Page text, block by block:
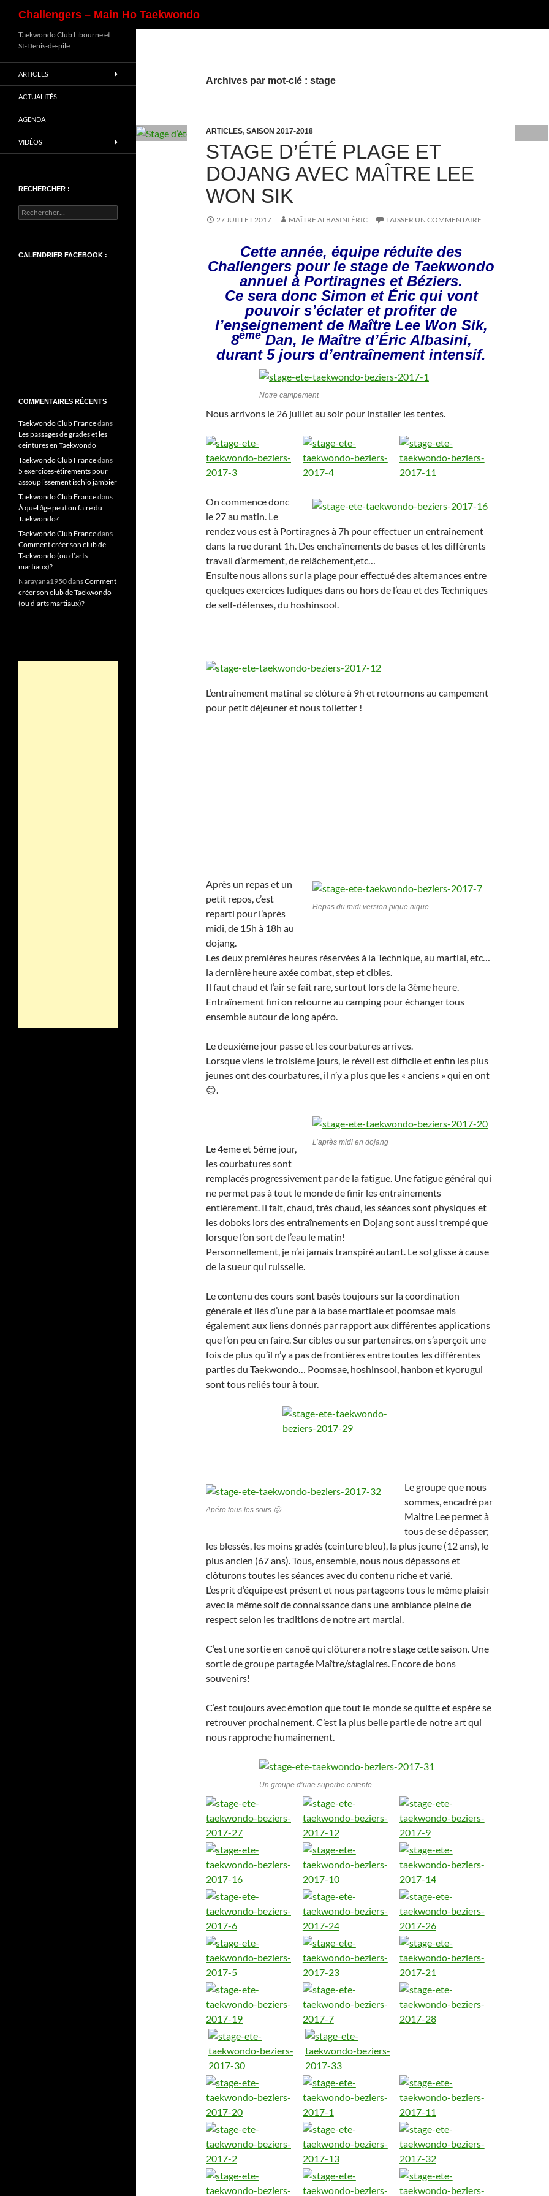
Aller
contenu
Challengers – Main Ho Taekwondo
Archives par mot-clé : stage
ARTICLES, SAISON 2017-2018
STAGE D’ÉTÉ PLAGE ET
DOJANG AVEC MAÎTRE LEE
WON SIK
27 JUILLET 2017 MAÎTRE ALBASINI ÉRIC LAISSER UN COMMENTAIRE
Cette année, équipe réduite des
Challengers pour le stage de Taekwondo
annuel à Portiragnes et Béziers.
Ce sera donc Simon et Éric qui vont
pouvoir s’éclater et profiter de
l’enseignement de Maître Lee Won Sik,
8èmeDan, le Maître d’Éric Albasini,
durant 5 jours d’entraînement intensif.
Notre campement
Nous arrivons le 26 juillet au soir pour installer les tentes.
On commence donc
le 27 au matin. Le
rendez vous est à Portiragnes à 7h pour effectuer un entraînement
dans la rue durant 1h. Des enchaînements de bases et les différents
travail d’armement, de relâchement,etc…
Ensuite nous allons sur la plage pour effectué des alternances entre
quelques exercices ludiques dans ou hors de l’eau et des Techniques
de self-défenses, du hoshinsool.
L’entraînement matinal se clôture à 9h et retournons au campement
pour petit déjeuner et nous toiletter !
Repas du midi version pique nique
Après un repas et un
petit repos, c’est
reparti pour l’après
midi, de 15h à 18h au
dojang.
Les deux premières heures réservées à la Technique, au martial, etc…
la dernière heure axée combat, step et cibles.
Il faut chaud et l’air se fait rare, surtout lors de la 3ème heure.
Entraînement fini on retourne au camping pour échanger tous
ensemble autour de long apéro.
Le deuxième jour passe et les courbatures arrives.
Lorsque viens le troisième jours, le réveil est difficile et enfin les plus
jeunes ont des courbatures, il n’y a plus que les « anciens » qui en ont
😊.
L’après midi en dojang
Le 4eme et 5ème jour,
les courbatures sont
remplacés progressivement par de la fatigue. Une fatigue général qui
ne permet pas à tout le monde de finir les entraînements
entièrement. Il fait, chaud, très chaud, les séances sont physiques et
les doboks lors des entraînements en Dojang sont aussi trempé que
lorsque l’on sort de l’eau le matin!
Personnellement, je n’ai jamais transpiré autant. Le sol glisse à cause
de la sueur qui ruisselle.
Le contenu des cours sont basés toujours sur la coordination
générale et liés d’une par à la base martiale et poomsae mais
également aux liens donnés par rapport aux différentes applications
que l’on peu en faire. Sur cibles ou sur partenaires, on s’aperçoit une
fois de plus qu’il n’y a pas de frontières entre toutes les différentes
parties du Taekwondo… Poomsae, hoshinsool, hanbon et kyorugui
sont tous reliés tour à tour.
Apéro tous les soirs 🙂
Le groupe que nous
sommes, encadré par
Maitre Lee permet à
tous de se dépasser;
les blessés, les moins gradés (ceinture bleu), la plus jeune (12 ans), le
plus ancien (67 ans). Tous, ensemble, nous nous dépassons et
clôturons toutes les séances avec du contenu riche et varié.
L’esprit d’équipe est présent et nous partageons tous le même plaisir
avec la même soif de connaissance dans une ambiance pleine de
respect selon les traditions de notre art martial.
C’est une sortie en canoë qui clôturera notre stage cette saison. Une
sortie de groupe partagée Maître/stagiaires. Encore de bons
souvenirs!
C’est toujours avec émotion que tout le monde se quitte et espère se
retrouver prochainement. C’est la plus belle partie de notre art qui
nous rapproche humainement.
Un groupe d’une superbe entente
Taekwondo Club Libourne et
St-Denis-de-pile
ARTICLES
ACTUALITÉS
AGENDA
VIDÉOS
RECHERCHER :
Rechercher :
CALENDRIER FACEBOOK :
COMMENTAIRES RÉCENTS
Taekwondo Club Francedans
Les passages de grades et les
ceintures en Taekwondo
Taekwondo Club Francedans
5 exercices-étirements pour
assouplissement ischio jambier
Taekwondo Club Francedans
À quel âge peut on faire du
Taekwondo?
Taekwondo Club Francedans
Comment créer son club de
Taekwondo (ou d’arts
martiaux)?
Narayana1950dansComment
créer son club de Taekwondo
(ou d’arts martiaux)?